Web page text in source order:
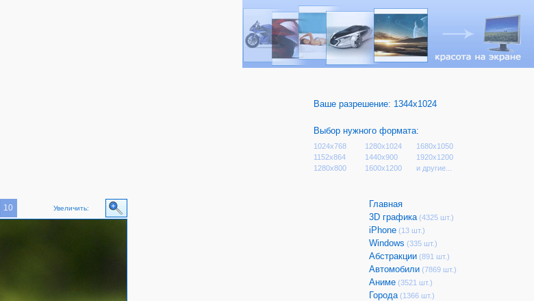
Ваше разрешение: 1344x1024
Выбор нужного формата:
1024x768 1280x1024
1680x1050
1152x864
1440x900
1920x1200
1280x800
1600x1200 и другие...
10 Увеличить:
Главная
3D графика (4325 шт.)
iPhone (13 шт.)
Windows (335 шт.)
Абстракции (891 шт.)
Автомобили (7869 шт.)
Аниме (3521 шт.)
Города (1366 шт.)